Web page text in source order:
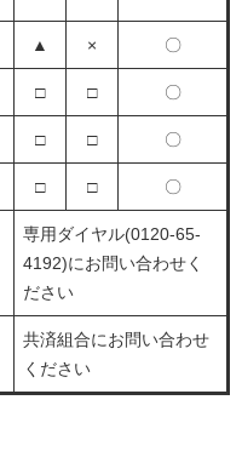
▲ × 〇
□ □ 〇
□ □ 〇
□ □ 〇
専用ダイヤル(0120-65-
4192)にお問い合わせく
ださい
共済組合にお問い合わせ
ください